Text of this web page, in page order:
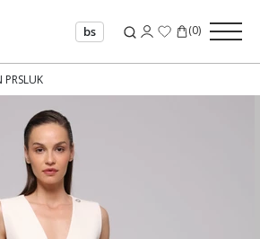
bs (0)
PRSLUK